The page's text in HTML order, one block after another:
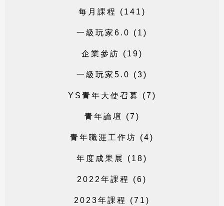
每 月 課 程 ( 1 4 1 )
一 級 玩家 6 . 0 ( 1 )
企 業 參 訪 ( 1 9)
一 級 玩家 5 . 0 (3)
Y S 青年 大 使 召 募 (7 )
青年論壇 (7 )
青年職涯 工 作坊 (4)
年 度 成果 展 ( 1 8)
2 0 2 2 年課 程 (6)
2 0 2 3年課 程 (7 1 )